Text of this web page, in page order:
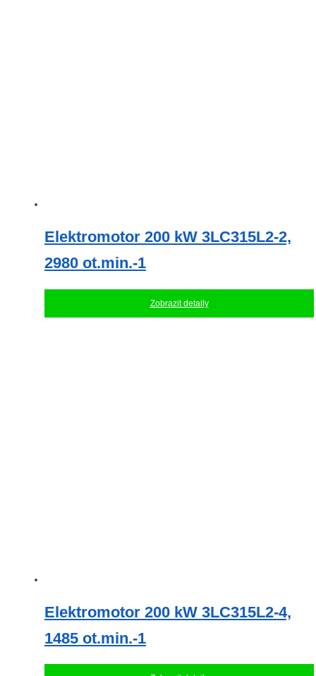
Elektromotor 200 kW 3LC315L2-2,
2980 ot.min.-1
Zobrazit detaily
Elektromotor 200 kW 3LC315L2-4,
1485 ot.min.-1